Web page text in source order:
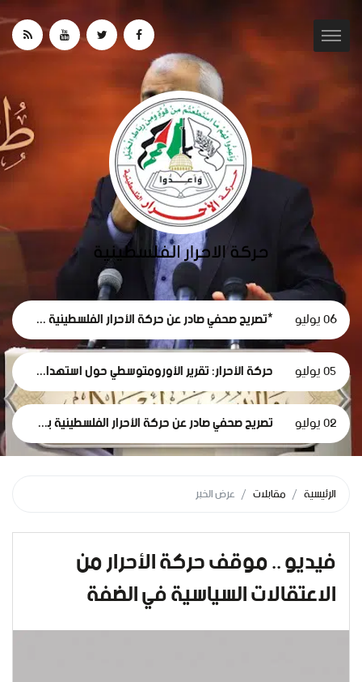
06 يوليو *تصريح صحفي صادر عن حركة الأحرار الفلسطينية حول استقالة لجنة الطوارئ في غزة
05 يوليو حركة الأحرار: تقرير الأورومتوسطي حول استهداف الرموز الطبية في سجون الاحتلال وثيقة إدانة وجريمة حرب موصوفة
02 يوليو تصريح صحفي صادر عن حركة الأحرار الفلسطينية بمناسبة مرور 1000 يومٍ من حرب الإبادة... وفظاعة جرائم الاحتلال في قطاع غزة*
الرئيسية مقابلات عرض الخبر
فيديو .. موقف حركة الأحرار من
الاعتقالات السياسية في الضفة